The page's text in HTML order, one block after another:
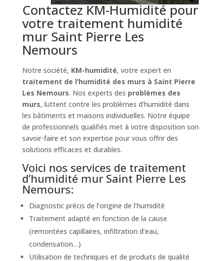
Contactez KM-Humidité pour
votre traitement humidité
mur Saint Pierre Les
Nemours
Notre société, KM-humidité, votre expert en
traitement de l’humidité des murs à Saint Pierre
Les Nemours. Nos experts des problèmes des
murs, luttent contre les problèmes d’humidité dans
les bâtiments et maisons individuelles. Notre équipe
de professionnels qualifiés met à votre disposition son
savoir-faire et son expertise pour vous offrir des
solutions efficaces et durables.
Voici nos services de traitement
d’humidité mur Saint Pierre Les
Nemours:
Diagnostic précis de l’origine de l’humidité
Traitement adapté en fonction de la cause
(remontées capillaires, infiltration d’eau,
condensation…)
Utilisation de techniques et de produits de qualité